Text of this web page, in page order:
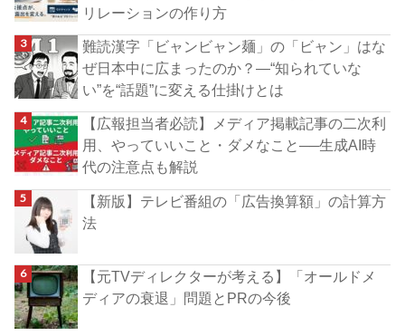
リレーションの作り方
難読漢字「ビャンビャン麺」の「ビャン」はな
ぜ日本中に広まったのか？―“知られていな
い”を“話題”に変える仕掛けとは
【広報担当者必読】メディア掲載記事の二次利
用、やっていいこと・ダメなこと──生成AI時
代の注意点も解説
【新版】テレビ番組の「広告換算額」の計算方
法
【元TVディレクターが考える】「オールドメ
ディアの衰退」問題とPRの今後